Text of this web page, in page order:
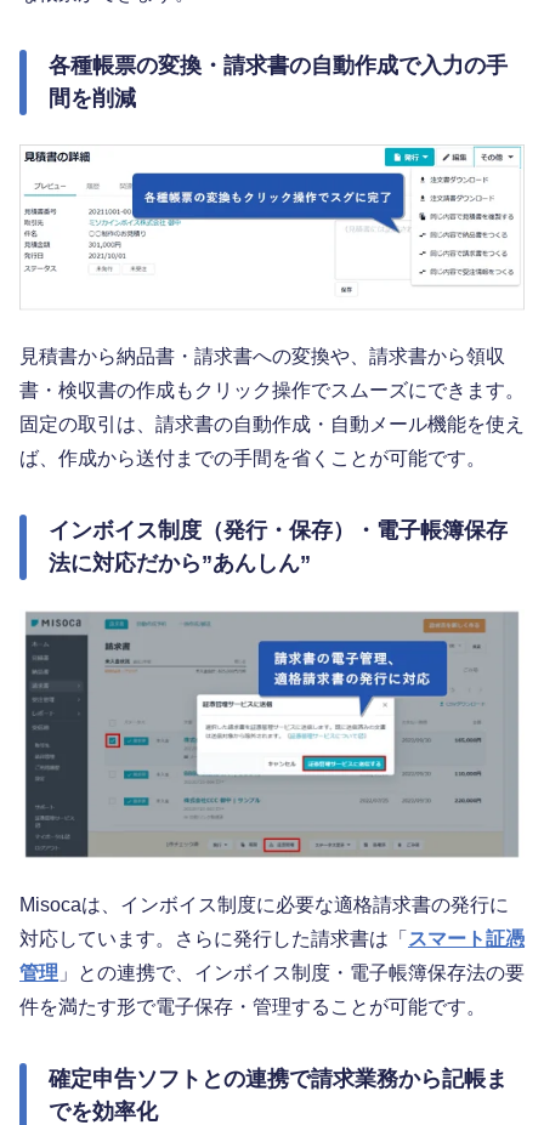
各種帳票の変換・請求書の自動作成で入力の手
間を削減
見積書から納品書・請求書への変換や、請求書から領収
書・検収書の作成もクリック操作でスムーズにできます。
固定の取引は、請求書の自動作成・自動メール機能を使え
ば、作成から送付までの手間を省くことが可能です。
インボイス制度（発行・保存）・電子帳簿保存
法に対応だから”あんしん”
Misocaは、インボイス制度に必要な適格請求書の発行に
対応しています。さらに発行した請求書は「 スマート証憑
管理 」との連携で、インボイス制度・電子帳簿保存法の要
件を満たす形で電子保存・管理することが可能です。
確定申告ソフトとの連携で請求業務から記帳ま
でを効率化